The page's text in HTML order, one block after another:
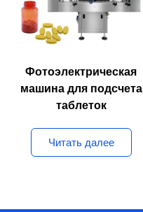
Фотоэлектрическая
машина для подсчета
таблеток
Читать далее